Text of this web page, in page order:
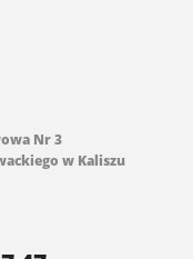
Nr 3
w Kaliszu